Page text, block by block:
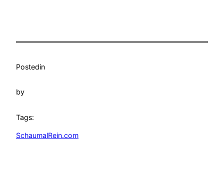
Postedin
by
Tags:
SchaumalRein.com